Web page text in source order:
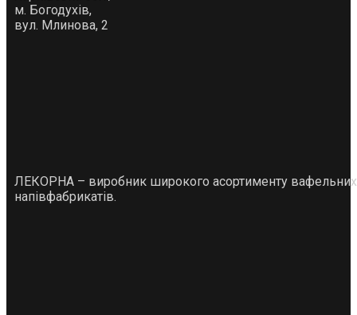
м. Богодухів,
вул. Млинова, 2
ЛЕКОРНА – виробник широкого асортименту вафельних
напівфабрикатів.